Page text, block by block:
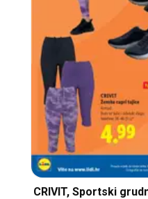
CRIVIT, Sportski